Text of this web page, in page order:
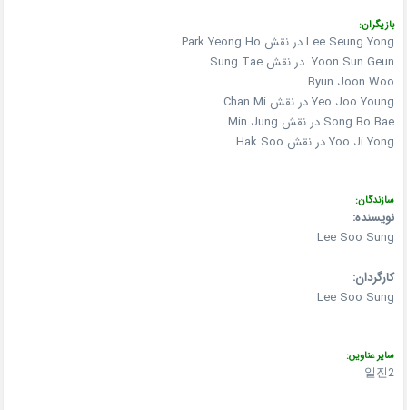
بازیگران:
Lee Seung Yong در نقش Park Yeong Ho
Yoon Sun Geun در نقش Sung Tae
Byun Joon Woo
Yeo Joo Young در نقش Chan Mi
Song Bo Bae در نقش Min Jung
Yoo Ji Yong در نقش Hak Soo
سازندگان:
نویسنده:
Lee Soo Sung
کارگردان:
Lee Soo Sung
سایر عناوین:
일진2